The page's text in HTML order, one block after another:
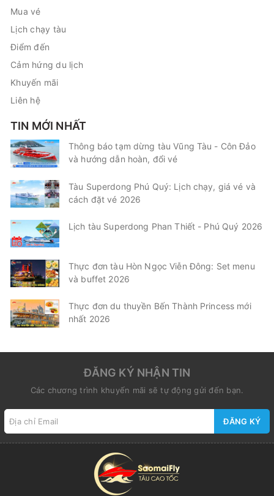
Mua vé
Lịch chạy tàu
Điểm đến
Cảm hứng du lịch
Khuyến mãi
Liên hệ
TIN MỚI NHẤT
Thông báo tạm dừng tàu Vũng Tàu - Côn Đảo
và hướng dẫn hoàn, đổi vé
Tàu Superdong Phú Quý: Lịch chạy, giá vé và
cách đặt vé 2026
Lịch tàu Superdong Phan Thiết - Phú Quý 2026
Thực đơn tàu Hòn Ngọc Viễn Đông: Set menu
và buffet 2026
Thực đơn du thuyền Bến Thành Princess mới
nhất 2026
ĐĂNG KÝ NHẬN TIN
Các chương trình khuyến mãi sẽ tự động gửi đến bạn.
ĐĂNG KÝ